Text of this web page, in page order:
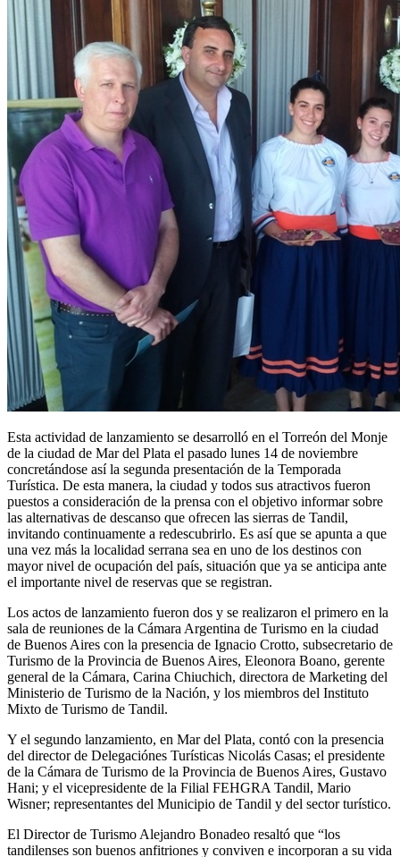
Esta actividad de lanzamiento se desarrolló en el Torreón del Monje
de la ciudad de Mar del Plata el pasado lunes 14 de noviembre
concretándose así la segunda presentación de la Temporada
Turística. De esta manera, la ciudad y todos sus atractivos fueron
puestos a consideración de la prensa con el objetivo informar sobre
las alternativas de descanso que ofrecen las sierras de Tandil,
invitando continuamente a redescubrirlo. Es así que se apunta a que
una vez más la localidad serrana sea en uno de los destinos con
mayor nivel de ocupación del país, situación que ya se anticipa ante
el importante nivel de reservas que se registran.
Los actos de lanzamiento fueron dos y se realizaron el primero en la
sala de reuniones de la Cámara Argentina de Turismo en la ciudad
de Buenos Aires con la presencia de Ignacio Crotto, subsecretario de
Turismo de la Provincia de Buenos Aires, Eleonora Boano, gerente
general de la Cámara, Carina Chiuchich, directora de Marketing del
Ministerio de Turismo de la Nación, y los miembros del Instituto
Mixto de Turismo de Tandil.
Y el segundo lanzamiento, en Mar del Plata, contó con la presencia
del director de Delegaciónes Turísticas Nicolás Casas; el presidente
de la Cámara de Turismo de la Provincia de Buenos Aires, Gustavo
Hani; y el vicepresidente de la Filial FEHGRA Tandil, Mario
Wisner; representantes del Municipio de Tandil y del sector turístico.
El Director de Turismo Alejandro Bonadeo resaltó que “los
tandilenses son buenos anfitriones y conviven e incorporan a su vida